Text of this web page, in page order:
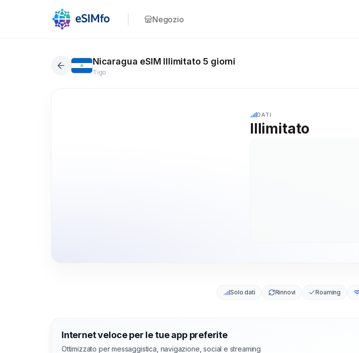
Negozio
Nicaragua eSIM Illimitato 5 giorni
Tigo
DATI
Illimitato
Solo dati Rinnovi Roaming
Internet veloce per le tue app preferite
Ottimizzato per messaggistica, navigazione, social e streaming